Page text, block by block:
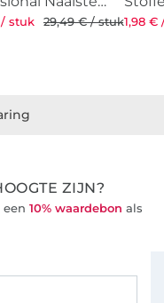
/ stuk 29,49 € / stuk1,98 €
ZIJN?
10% waardebon als